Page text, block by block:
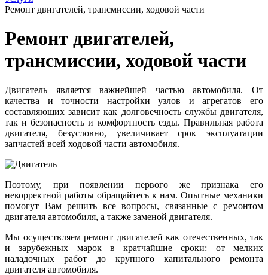
Ремонт двигателей, трансмиссии, ходовой части
Ремонт двигателей,
трансмиссии, ходовой части
Двигатель является важнейшей частью автомобиля. От
качества и точности настройки узлов и агрегатов его
составляющих зависит как долговечность службы двигателя,
так и безопасность и комфортность езды. Правильная работа
двигателя, безусловно, увеличивает срок эксплуатации
запчастей всей ходовой части автомобиля.
Поэтому, при появлении первого же признака его
некорректной работы обращайтесь к нам. Опытные механики
помогут Вам решить все вопросы, связанные с ремонтом
двигателя автомобиля, а также заменой двигателя.
Мы осуществляем ремонт двигателей как отечественных, так
и зарубежных марок в кратчайшие сроки: от мелких
наладочных работ до крупного капитального ремонта
двигателя автомобиля.